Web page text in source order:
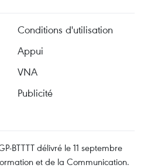
Conditions d'utilisation
Appui
VNA
Publicité
BTTTT délivré le 11 septembre
et de la Communication.